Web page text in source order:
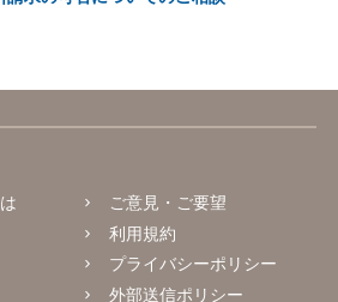
ご意見・ご要望
利用規約
プライバシーポリシー
外部送信ポリシー